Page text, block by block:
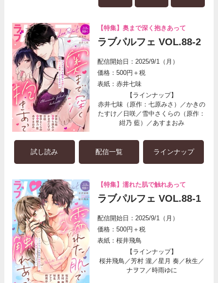
【特集】奥まで深く抱きあって
ラブパルフェ VOL.88-2
配信開始日：2025/9/1（月）
価格：500円＋税
表紙：赤井七味
【ラインナップ】
赤井七味（原作：七原みさ）／かきの
たすけ／日咲／雪中さくらの（原作：
紺乃 藍）／あすまおみ
試し読み 配信一覧 ラインナップ
【特集】濡れた肌で触れあって
ラブパルフェ VOL.88-1
配信開始日：2025/9/1（月）
価格：500円＋税
表紙：桜井飛鳥
【ラインナップ】
桜井飛鳥／芳村 瀧／星月 奏／秋生／
ナヲフ／時雨ゆに